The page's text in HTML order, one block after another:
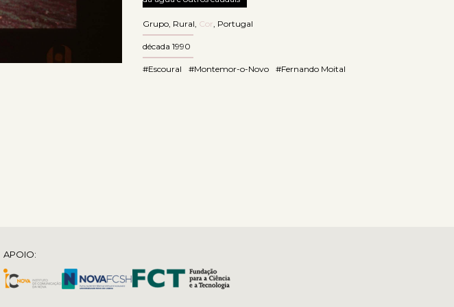
Grupo, Rural, Cor, Portugal
década 1990
#Escoural #Montemor-o-Novo #Fernando Moital
APOIO: